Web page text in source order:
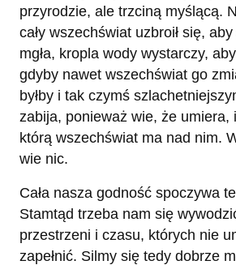
przyrodzie, ale trzciną myślącą.
cały wszechświat uzbroił się,
mgła, kropla wody wystarczy,
gdyby nawet wszechświat go
byłby i tak czymś
zabija, ponieważ wie, że umiera,
którą wszechświat ma nad nim.
wie nic.
Cała nasza godność spoczywa
Stamtąd trzeba nam się
przestrzeni i czasu, których nie
zapełnić. Silmy się tedy dobrze